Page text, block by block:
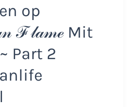
op
ℱ𝓁𝒶𝓂ℯ Mit
Part 2